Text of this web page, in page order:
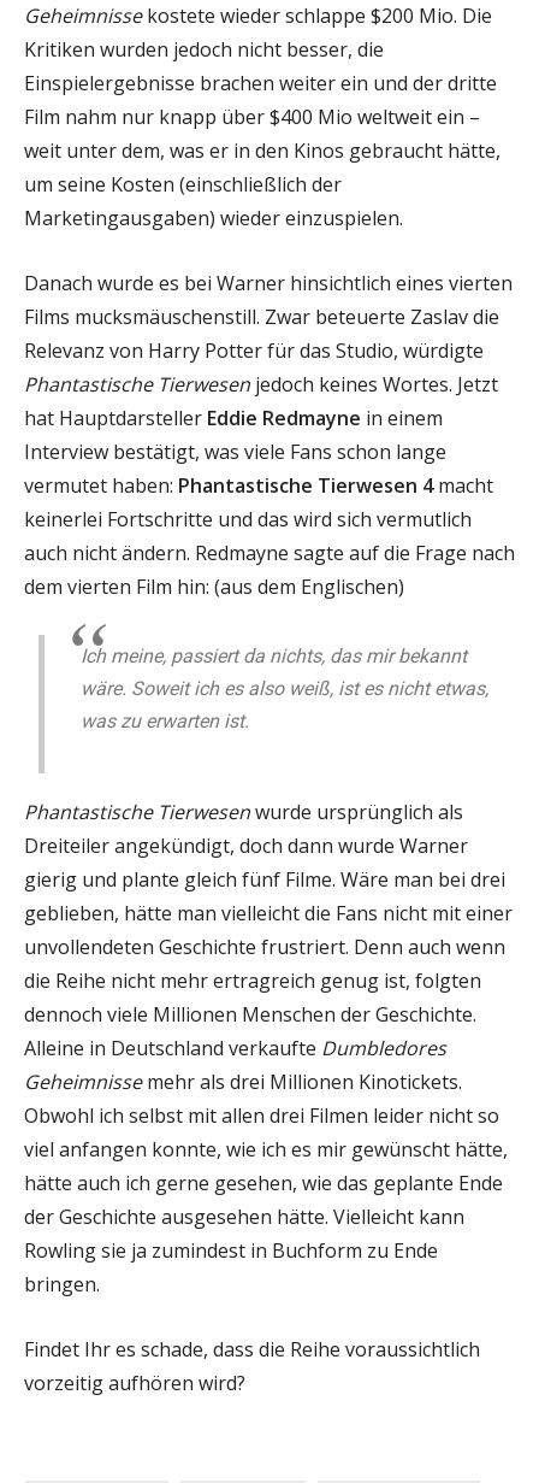
Geheimnissekostete wieder schlappe $200 Mio. Die
Kritiken wurden jedoch nicht besser, die
Einspielergebnisse brachen weiter ein und der dritte
Film nahm nur knapp über $400 Mio weltweit ein –
weit unter dem, was er in den Kinos gebraucht hätte,
um seine Kosten (einschließlich der
Marketingausgaben) wieder einzuspielen.
Danach wurde es bei Warner hinsichtlich eines vierten
Films mucksmäuschenstill. Zwar beteuerte Zaslav die
Relevanz von Harry Potter für das Studio, würdigte
Phantastische Tierwesen jedoch keines Wortes. Jetzt
hat Hauptdarsteller Eddie Redmayne in einem
Interview bestätigt, was viele Fans schon lange
vermutet haben: Phantastische Tierwesen 4macht
keinerlei Fortschritte und das wird sich vermutlich
auch nicht ändern. Redmayne sagte auf die Frage nach
dem vierten Film hin: (aus dem Englischen)
Ich meine, passiert da nichts, das mir bekannt
wäre. Soweit ich es also weiß, ist es nicht etwas,
was zu erwarten ist.
Phantastische Tierwesenwurde ursprünglich als
Dreiteiler angekündigt, doch dann wurde Warner
gierig und plante gleich fünf Filme. Wäre man bei drei
geblieben, hätte man vielleicht die Fans nicht mit einer
unvollendeten Geschichte frustriert. Denn auch wenn
die Reihe nicht mehr ertragreich genug ist, folgten
dennoch viele Millionen Menschen der Geschichte.
Alleine in Deutschland verkaufte Dumbledores
Geheimnissemehr als drei Millionen Kinotickets.
Obwohl ich selbst mit allen drei Filmen leider nicht so
viel anfangen konnte, wie ich es mir gewünscht hätte,
hätte auch ich gerne gesehen, wie das geplante Ende
der Geschichte ausgesehen hätte. Vielleicht kann
Rowling sie ja zumindest in Buchform zu Ende
bringen.
Findet Ihr es schade, dass die Reihe voraussichtlich
vorzeitig aufhören wird?